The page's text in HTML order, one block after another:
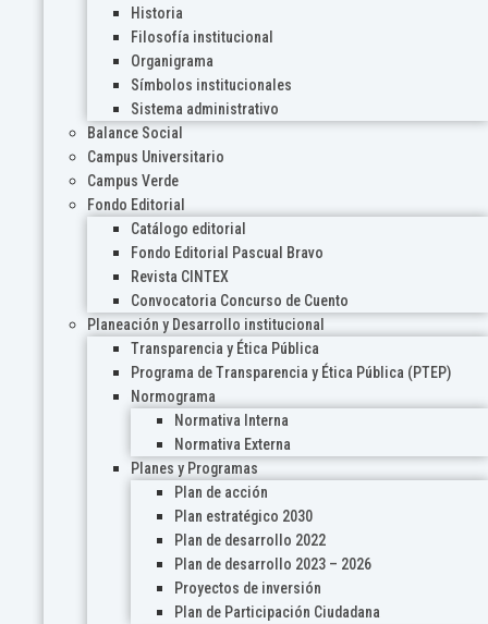
Historia
Filosofía institucional
Organigrama
Símbolos institucionales
Sistema administrativo
Balance Social
Campus Universitario
Campus Verde
Fondo Editorial
Catálogo editorial
Fondo Editorial Pascual Bravo
Revista CINTEX
Convocatoria Concurso de Cuento
Planeación y Desarrollo institucional
Transparencia y Ética Pública
Programa de Transparencia y Ética Pública (PTEP)
Normograma
Normativa Interna
Normativa Externa
Planes y Programas
Plan de acción
Plan estratégico 2030
Plan de desarrollo 2022
Plan de desarrollo 2023 – 2026
Proyectos de inversión
Plan de Participación Ciudadana